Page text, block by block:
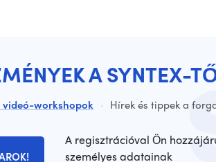
A SYNTEX-
videó-workshopok · Hírek és tippek a
A regisztrációval Ön
személyes adatainak